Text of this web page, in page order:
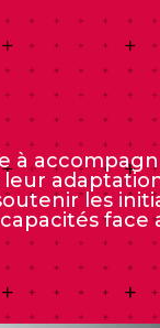
à
leur
les
face